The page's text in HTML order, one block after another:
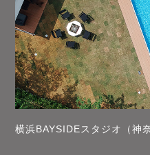
横浜BAYSIDEスタジオ（神